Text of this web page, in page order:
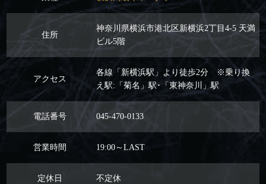
住所
神奈川県横浜市港北区新横浜2丁目4-5 天満
ビル5階
アクセス
各線「新横浜駅」より徒歩2分 ※乗り換
え駅:「菊名」駅･「東神奈川」駅
電話番号 045-470-0133
営業時間 19:00～LAST
定休日 不定休